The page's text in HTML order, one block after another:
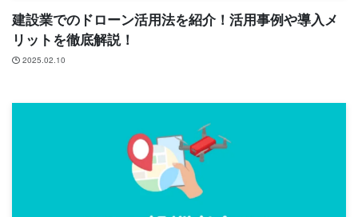
建設業でのドローン活用法を紹介！活用事例や導入メ
リットを徹底解説！
2025.02.10